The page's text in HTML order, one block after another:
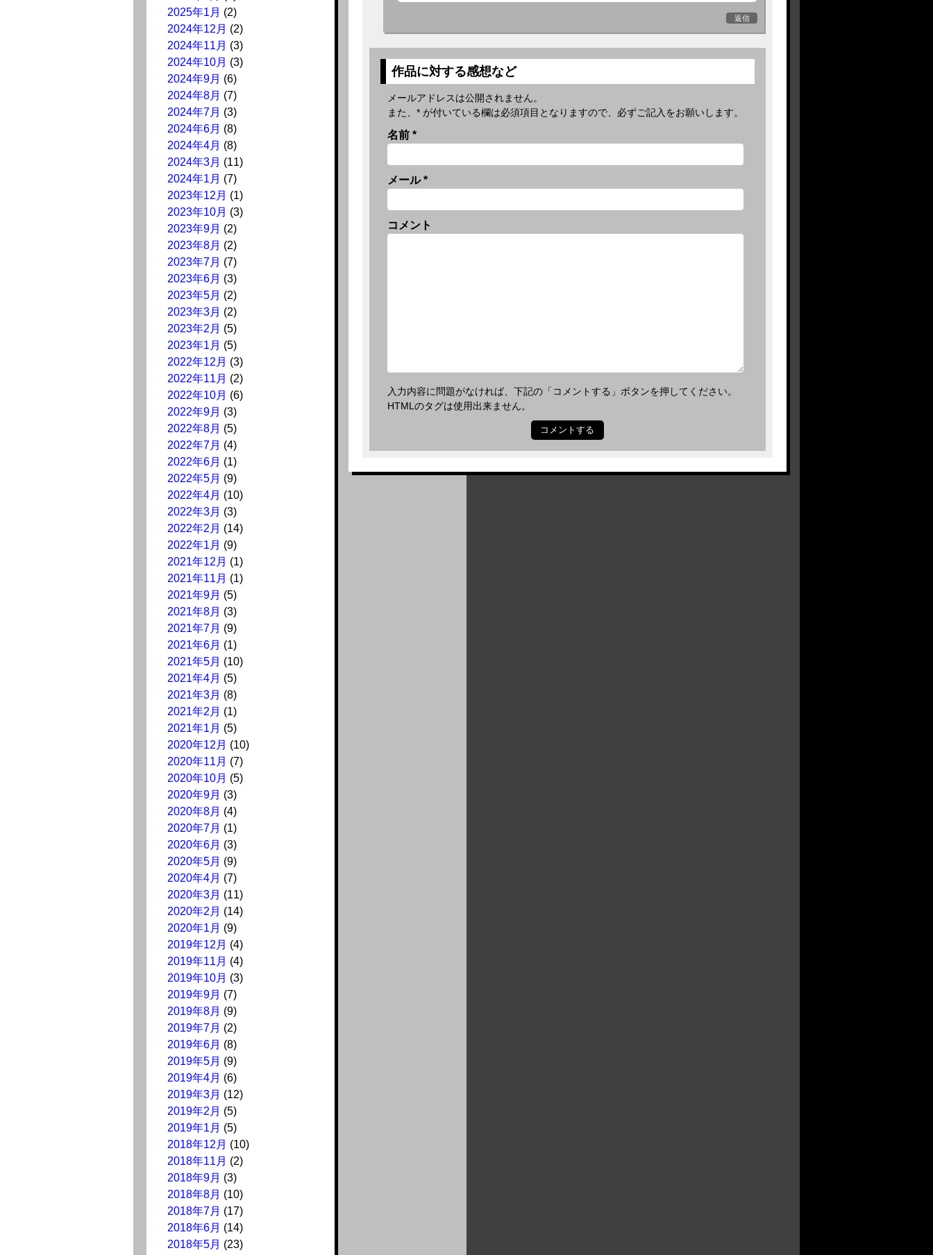
2025年1月 (2)
2024年12月 (2)
2024年11月 (3)
2024年10月 (3)
2024年9月 (6)
2024年8月 (7)
2024年7月 (3)
2024年6月 (8)
2024年4月 (8)
2024年3月 (11)
2024年1月 (7)
2023年12月 (1)
2023年10月 (3)
2023年9月 (2)
2023年8月 (2)
2023年7月 (7)
2023年6月 (3)
2023年5月 (2)
2023年3月 (2)
2023年2月 (5)
2023年1月 (5)
2022年12月 (3)
2022年11月 (2)
2022年10月 (6)
2022年9月 (3)
2022年8月 (5)
2022年7月 (4)
2022年6月 (1)
2022年5月 (9)
2022年4月 (10)
2022年3月 (3)
2022年2月 (14)
2022年1月 (9)
2021年12月 (1)
2021年11月 (1)
2021年9月 (5)
2021年8月 (3)
2021年7月 (9)
2021年6月 (1)
2021年5月 (10)
2021年4月 (5)
2021年3月 (8)
2021年2月 (1)
2021年1月 (5)
2020年12月 (10)
2020年11月 (7)
2020年10月 (5)
2020年9月 (3)
2020年8月 (4)
2020年7月 (1)
2020年6月 (3)
2020年5月 (9)
2020年4月 (7)
2020年3月 (11)
2020年2月 (14)
2020年1月 (9)
2019年12月 (4)
2019年11月 (4)
2019年10月 (3)
2019年9月 (7)
2019年8月 (9)
2019年7月 (2)
2019年6月 (8)
2019年5月 (9)
2019年4月 (6)
2019年3月 (12)
2019年2月 (5)
2019年1月 (5)
2018年12月 (10)
2018年11月 (2)
2018年9月 (3)
2018年8月 (10)
2018年7月 (17)
2018年6月 (14)
2018年5月 (23)
返信
作品に対する感想など
メールアドレスは公開されません。
また、 *が付いている欄は必須項目となりますので、必ずご記入をお願いします。
名前 *
メール*
コメント
入力内容に問題がなければ、下記の「コメントする」ボタンを押してください。
HTMLのタグは使用出来ません。